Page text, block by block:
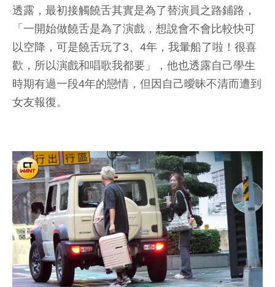
透露，最初接觸饒舌其實是為了替演員之路鋪路，
「一開始做饒舌是為了演戲，想說會不會比較快可
以空降，可是饒舌玩了3、4年，我暈船了啦！很喜
歡，所以演戲和唱歌我都要」，他也透露自己學生
時期有過一段4年的戀情，但因自己曖昧不清而遭到
女友報復。